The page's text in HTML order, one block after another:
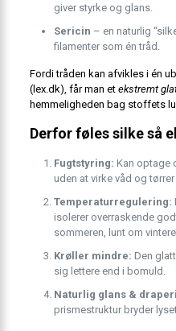
giver styrke og glans.
Sericin – en naturlig
filamenter som én tråd.
Fordi tråden kan afvikles i én
(lex.dk), får man et ekstremt
hemmeligheden bag stoffets
Derfor føles silke så
Fugtstyring: Kan optage
uden at virke våd og
Temperaturregulering:
isolerer overraskende
sommeren, lunt om
Krøller mindre: Den
sig lettere end i bomuld.
Naturlig glans &
prismestruktur bryder